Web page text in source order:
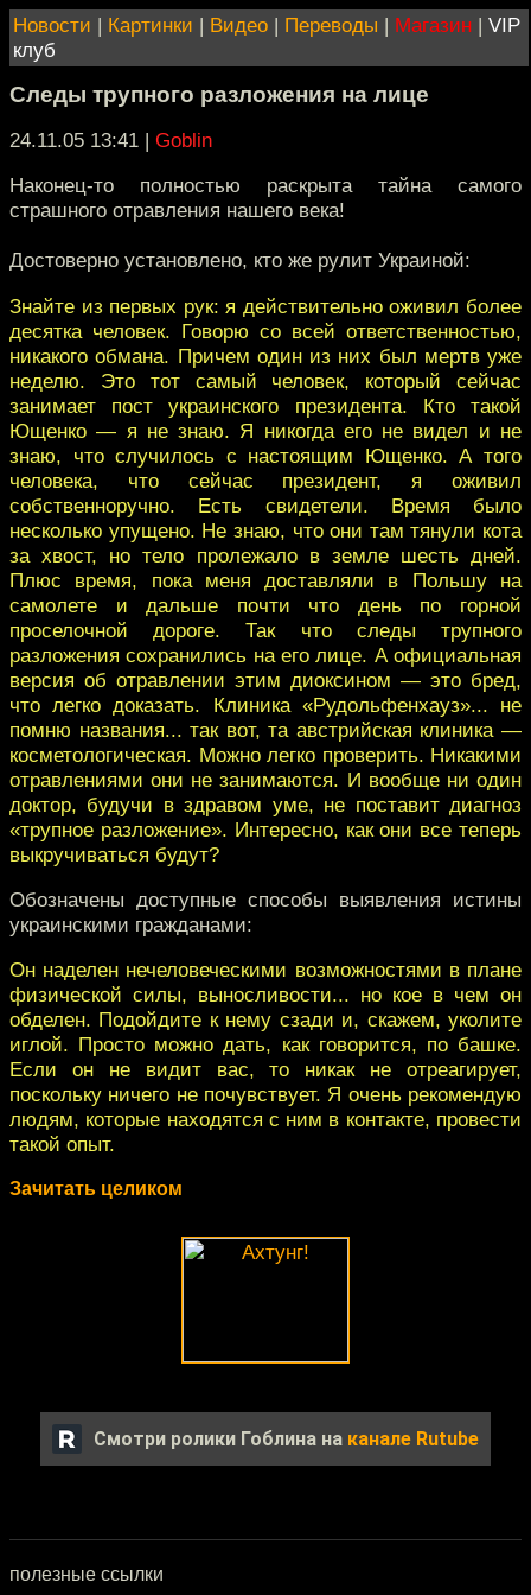
Новости | Картинки | Видео | Переводы | Магазин | VIP
клуб
Cледы трупного разложения на лице
24.11.05 13:41 | Goblin
Наконец-то полностью раскрыта тайна самого
страшного отравления нашего века!
Достоверно установлено, кто же рулит Украиной:
Знайте из первых рук: я действительно оживил более
десятка человек. Говорю со всей ответственностью,
никакого обмана. Причем один из них был мертв уже
неделю. Это тот самый человек, который сейчас
занимает пост украинского президента. Кто такой
Ющенко — я не знаю. Я никогда его не видел и не
знаю, что случилось с настоящим Ющенко. А того
человека, что сейчас президент, я оживил
собственноручно. Есть свидетели. Время было
несколько упущено. Не знаю, что они там тянули кота
за хвост, но тело пролежало в земле шесть дней.
Плюс время, пока меня доставляли в Польшу на
самолете и дальше почти что день по горной
проселочной дороге. Так что следы трупного
разложения сохранились на его лице. А официальная
версия об отравлении этим диоксином — это бред,
что легко доказать. Клиника «Рудольфенхауз»... не
помню названия... так вот, та австрийская клиника —
косметологическая. Можно легко проверить. Никакими
отравлениями они не занимаются. И вообще ни один
доктор, будучи в здравом уме, не поставит диагноз
«трупное разложение». Интересно, как они все теперь
выкручиваться будут?
Обозначены доступные способы выявления истины
украинскими гражданами:
Он наделен нечеловеческими возможностями в плане
физической силы, выносливости... но кое в чем он
обделен. Подойдите к нему сзади и, скажем, уколите
иглой. Просто можно дать, как говорится, по башке.
Если он не видит вас, то никак не отреагирует,
поскольку ничего не почувствует. Я очень рекомендую
людям, которые находятся с ним в контакте, провести
такой опыт.
Зачитать целиком
Смотри ролики Гоблина на канале Rutube
полезные ссылки